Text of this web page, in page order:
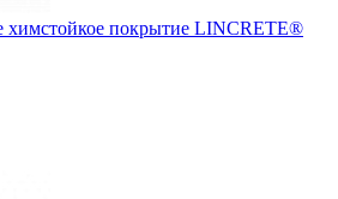
химстойкое покрытие LINCRETE®